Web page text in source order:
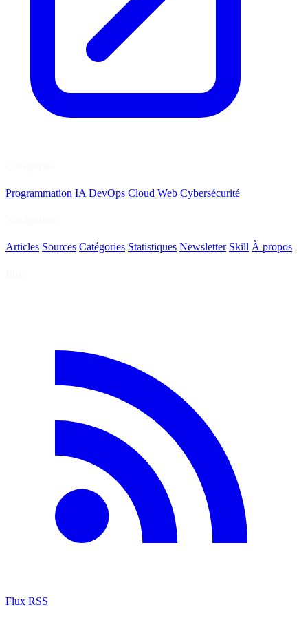
Programmation IA DevOps Cloud Web Cybersécurité
Articles Sources Catégories Statistiques Newsletter Skill À propos
Flux RSS